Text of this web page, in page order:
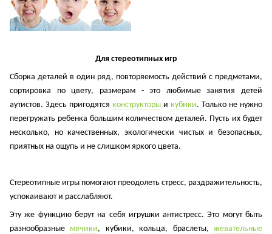
Для стереотипных игр
Сборка деталей в один ряд, повторяемость действий с предметами,
сортировка по цвету, размерам - это любимые занятия детей
аутистов. Здесь пригодятся конструкторы и кубики. Только не нужно
перегружать ребенка большим количеством деталей. Пусть их будет
несколько, но качественных, экологически чистых и безопасных,
приятных на ощупь и не слишком яркого цвета.
Стереотипные игры помогают преодолеть стресс, раздражительность,
успокаивают и расслабляют.
Эту же функцию берут на себя игрушки антистресс. Это могут быть
разнообразные мячики, кубики, кольца, браслеты,жевательные